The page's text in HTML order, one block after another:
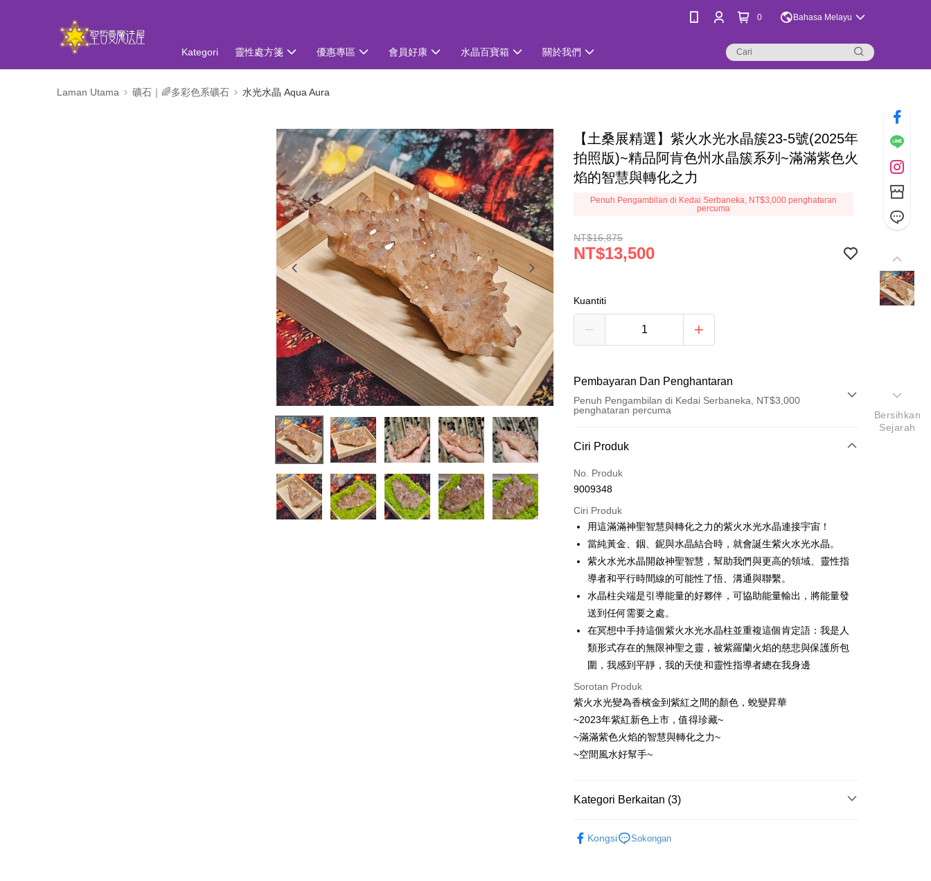
0 Bahasa Melayu
Kategori 靈性處方箋 優惠專區 會員好康 水晶百寶箱 關於我們
Laman Utama 礦石｜🌈多彩色系礦石 水光水晶 Aqua Aura
【土桑展精選】紫火水光水晶簇23-5號(2025年
拍照版)~精品阿肯色州水晶簇系列~滿滿紫色火
焰的智慧與轉化之力
Penuh Pengambilan di Kedai Serbaneka, NT$3,000 penghataran
percuma
NT$16,875
NT$13,500
Kuantiti
Pembayaran Dan Penghantaran
Penuh Pengambilan di Kedai Serbaneka, NT$3,000
penghataran percuma
Kaedah Pembayaran
Kad Kredit (Bayaran Penuh)
Pengambilan di Kedai Serbaneka
LINE Pay
Apple Pay
Easy Wallet
Pilihan Penghantaran
全家取貨付款
NT$80/pesanan | Penghantaran percuma untuk pesanan
NT$3,000 atau lebih
7-11取貨付款
NT$80/pesanan | Penghantaran percuma untuk pesanan
Ciri Produk
No. Produk
9009348
Ciri Produk
用這滿滿神聖智慧與轉化之力的紫火水光水晶連接宇宙！
當純黃金、銦、鈮與水晶結合時，就會誕生紫火水光水晶。
紫火水光水晶開啟神聖智慧，幫助我們與更高的領域、靈性指
導者和平行時間線的可能性了悟、溝通與聯繫。
水晶柱尖端是引導能量的好夥伴，可協助能量輸出，將能量發
送到任何需要之處。
在冥想中手持這個紫火水光水晶柱並重複這個肯定語：我是人
類形式存在的無限神聖之靈，被紫羅蘭火焰的慈悲與保護所包
圍，我感到平靜，我的天使和靈性指導者總在我身邊
Sorotan Produk
紫火水光變為香檳金到紫紅之間的顏色，蛻變昇華
~2023年紫紅新色上市，值得珍藏~
~滿滿紫色火焰的智慧與轉化之力~
~空間風水好幫手~
Kategori Berkaitan (3)
Kongsi Sokongan
Bersihkan
Sejarah